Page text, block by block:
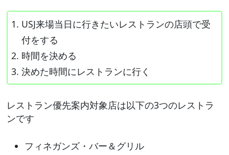
USJ来場当日に行きたいレストランの店頭で受
付をする
時間を決める
決めた時間にレストランに行く
レストラン優先案内対象店は以下の3つのレストラ
ンです
フィネガンズ・バー＆グリル